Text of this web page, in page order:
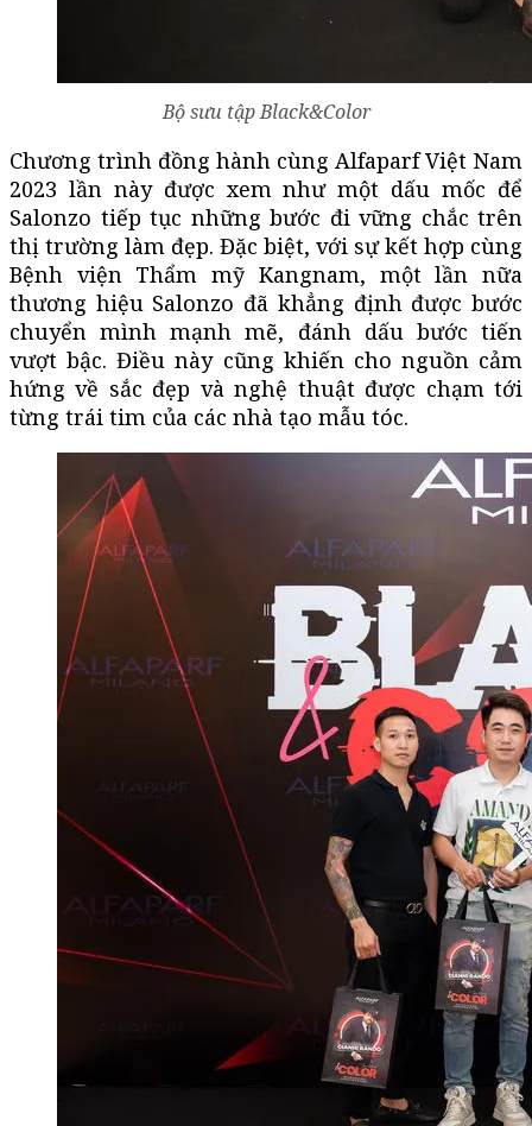
Bộ sưu tập Black&Color
Chương trình đồng hành cùng Alfaparf Việt Nam
2023 lần này được xem như một dấu mốc để
Salonzo tiếp tục những bước đi vững chắc trên
thị trường làm đẹp. Đặc biệt, với sự kết hợp cùng
Bệnh viện Thẩm mỹ Kangnam, một lần nữa
thương hiệu Salonzo đã khẳng định được bước
chuyển mình mạnh mẽ, đánh dấu bước tiến
vượt bậc. Điều này cũng khiến cho nguồn cảm
hứng về sắc đẹp và nghệ thuật được chạm tới
từng trái tim của các nhà tạo mẫu tóc.